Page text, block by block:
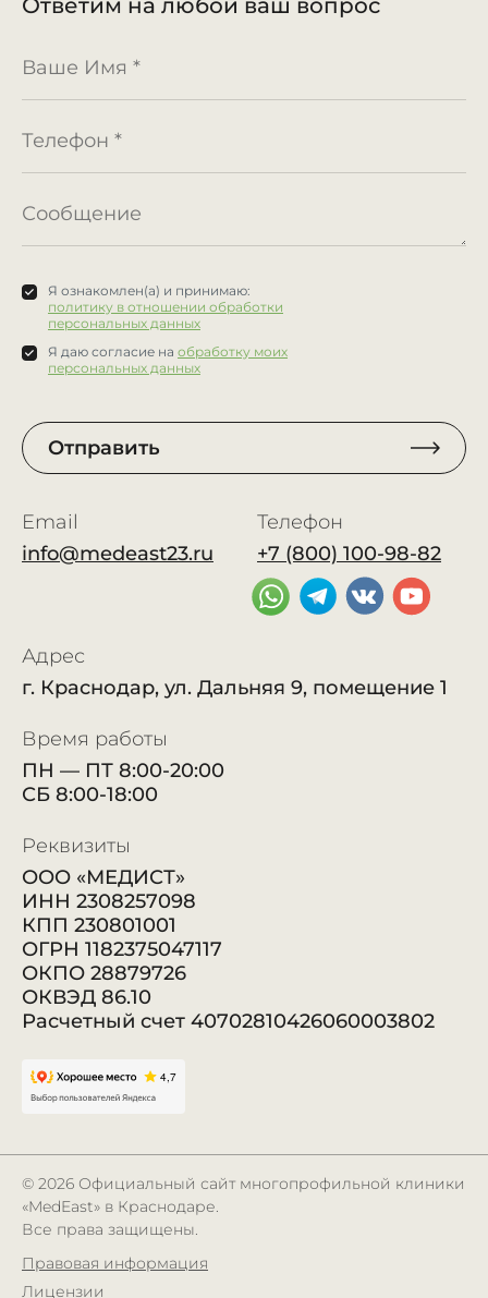
Я ознакомлен(а) и принимаю:
политику в отношении обработки
персональных данных
Я даю согласие на обработку моих
персональных данных
Отправить
Адрес
г. Краснодар, ул. Дальняя 9, помещение 1
Email
info@medeast23.ru
Время работы
ПН — ПТ 8:00-20:00
СБ 8:00-18:00
Телефон
+7 (800) 100-98-82
Реквизиты
ООО «МЕДИСТ»
ИНН 2308257098
КПП 230801001
ОГРН 1182375047117
ОКПО 28879726
ОКВЭД 86.10
Расчетный счет 40702810426060003802
© 2026 Официальный сайт многопрофильной клиники
«MedEast» в Краснодаре.
Все права защищены.
Правовая информация
Лицензии